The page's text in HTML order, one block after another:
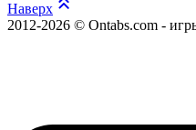
Наверх
2012-2026 © Ontabs.com -